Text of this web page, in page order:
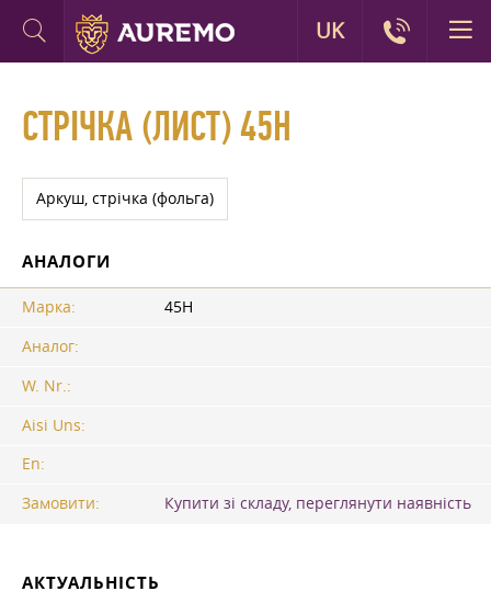
СТРІЧКА (ЛИСТ) 45Н
Аркуш, стрічка (фольга)
АНАЛОГИ
Марка:
45Н
Аналог:
W. Nr.:
Aisi Uns:
En:
Замовити:
Купити зі складу, переглянути наявність
АКТУАЛЬНІСТЬ
UK